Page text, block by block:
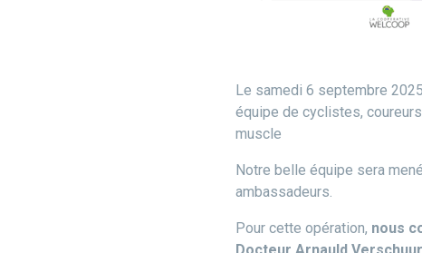
Le samedi 6 septembre
équipe de cyclistes,
muscle
Notre belle équipe sera
ambassadeurs.
Pour cette opération, nous